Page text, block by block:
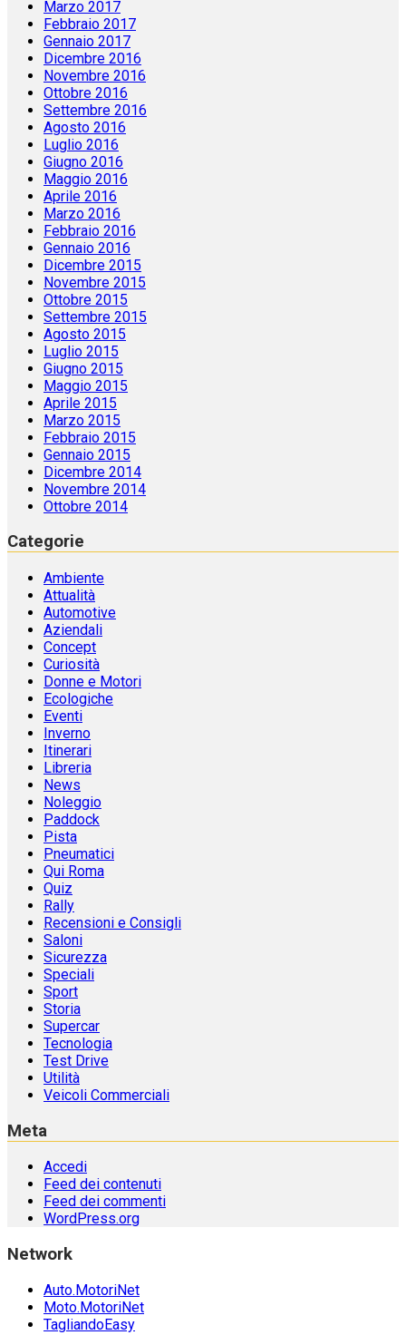
Marzo 2017
Febbraio 2017
Gennaio 2017
Dicembre 2016
Novembre 2016
Ottobre 2016
Settembre 2016
Agosto 2016
Luglio 2016
Giugno 2016
Maggio 2016
Aprile 2016
Marzo 2016
Febbraio 2016
Gennaio 2016
Dicembre 2015
Novembre 2015
Ottobre 2015
Settembre 2015
Agosto 2015
Luglio 2015
Giugno 2015
Maggio 2015
Aprile 2015
Marzo 2015
Febbraio 2015
Gennaio 2015
Dicembre 2014
Novembre 2014
Ottobre 2014
Categorie
Ambiente
Attualità
Automotive
Aziendali
Concept
Curiosità
Donne e Motori
Ecologiche
Eventi
Inverno
Itinerari
Libreria
News
Noleggio
Paddock
Pista
Pneumatici
Qui Roma
Quiz
Rally
Recensioni e Consigli
Saloni
Sicurezza
Speciali
Sport
Storia
Supercar
Tecnologia
Test Drive
Utilità
Veicoli Commerciali
Meta
Accedi
Feed dei contenuti
Feed dei commenti
WordPress.org
Network
Auto.MotoriNet
Moto.MotoriNet
TagliandoEasy